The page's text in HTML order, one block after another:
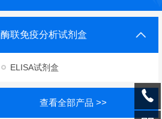
酶联免疫分析试剂盒
ELISA试剂盒
查看全部产品 >>